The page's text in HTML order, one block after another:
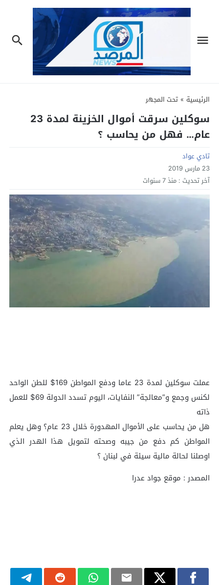
الرئيسية » تحت المجهر
سوكلين سرقت أموال الخزينة لمدة 23
عام… فهل من يحاسب ؟
تادي عواد
23 مارس 2019
آخر تحديث : منذ 7 سنوات
‏عملت سوكلين لمدة 23 عاما ودفع المواطن 169$ للطن الواحد
لكنس وجمع و”معالجة” النفايات، اليوم تسدد الدولة 69$ للعمل
ذاته
هل من يحاسب على الأموال المهدورة خلال 23 عام؟ وهل يعلم
المواطن كم دفع من جيبه وصحته لتمويل هذا الهدر الذي
اوصلنا لحالة مالية سيئة في ‎لبنان ؟
المصدر : موقع جواد عدرا